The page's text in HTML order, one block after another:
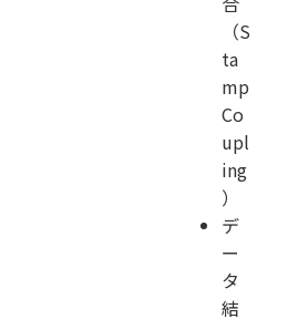
（S
ta
mp
Co
upl
ing
）
デ
ー
タ
結